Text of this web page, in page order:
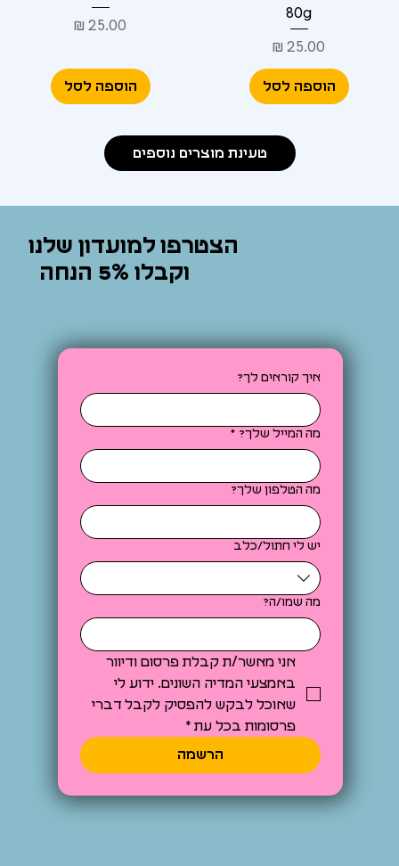
80g
מחיר
הוספה לסל
מחיר
הוספה לסל
טעינת מוצרים נוספים
הצטרפו למועדון שלנו
וקבלו 5% הנחה
איך קוראים לך?
מה המייל שלך? *
מה הטלפון שלך?
יש לי חתול/כלב
מה שמו/ה?
אני מאשר/ת קבלת פרסום ודיוור
באמצעי המדיה השונים. ידוע לי
שאוכל לבקש להפסיק לקבל דברי
פרסומות בכל עת *
הרשמה